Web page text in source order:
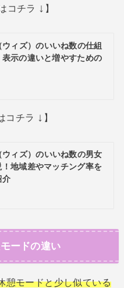
コチラ ↓ 】
ィズ）のいいね数の仕組
示の違いと増やすための
コチラ ↓ 】
ィズ）のいいね数の男女
地域差やマッチング率を
介
ードの違い
憩モードと少し似ている